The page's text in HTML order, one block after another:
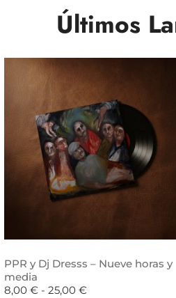
Últimos
PPR y Dj Dresss – Nueve horas y
media
8,00 € - 25,00 €